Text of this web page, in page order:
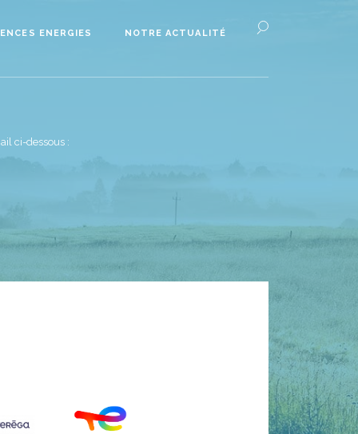
ENERGIES NOTRE ACTUALITÉ
ci-dessous :